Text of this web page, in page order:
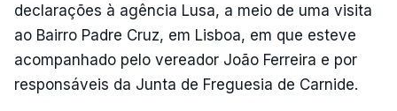
declarações à agência Lusa, a meio de uma visita
ao Bairro Padre Cruz, em Lisboa, em que esteve
acompanhado pelo vereador João Ferreira e por
responsáveis da Junta de Freguesia de Carnide.